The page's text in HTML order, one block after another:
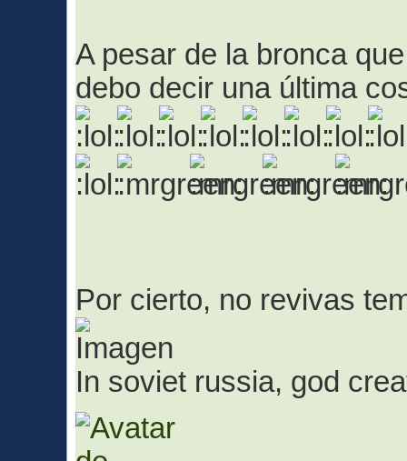
A pesar de la bronca
debo decir una última
Por cierto, no revivas
In soviet russia, god